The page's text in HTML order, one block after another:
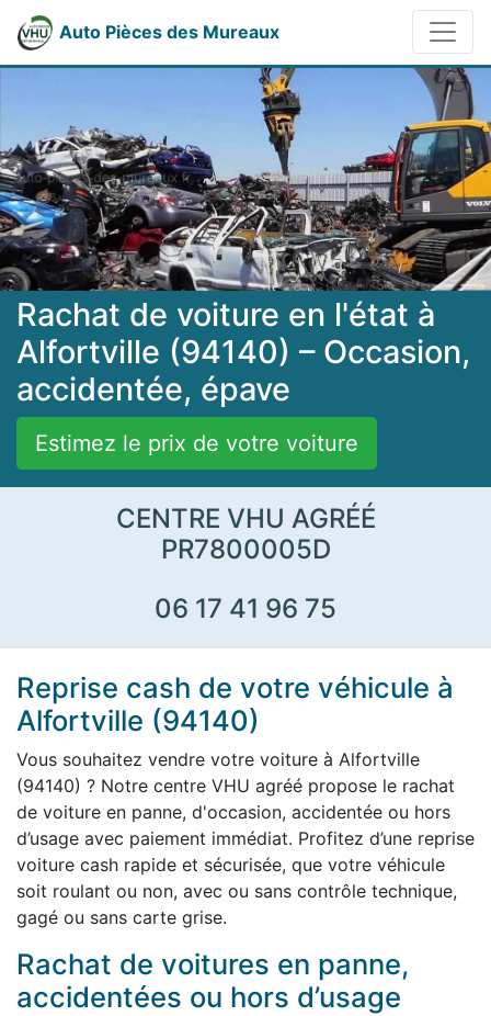
Auto Pièces des Mureaux
Rachat de voiture en l'état à
Alfortville (94140) – Occasion,
accidentée, épave
Estimez le prix de votre voiture
CENTRE VHU AGRÉÉ
PR7800005D
06 17 41 96 75
Reprise cash de votre véhicule à
Alfortville (94140)
Vous souhaitez vendre votre voiture à Alfortville
(94140) ? Notre centre VHU agréé propose le rachat
de voiture en panne, d'occasion, accidentée ou hors
d’usage avec paiement immédiat. Profitez d’une reprise
voiture cash rapide et sécurisée, que votre véhicule
soit roulant ou non, avec ou sans contrôle technique,
gagé ou sans carte grise.
Rachat de voitures en panne,
accidentées ou hors d’usage